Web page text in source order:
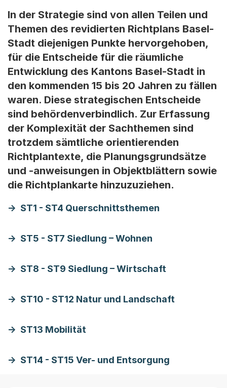
In der Strategie sind von allen Teilen und
Themen des revidierten Richtplans Basel-
Stadt diejenigen Punkte hervorgehoben,
für die Entscheide für die räumliche
Entwicklung des Kantons Basel-Stadt in
den kommenden 15 bis 20 Jahren zu fällen
waren. Diese strategischen Entscheide
sind behördenverbindlich. Zur Erfassung
der Komplexität der Sachthemen sind
trotzdem sämtliche orientierenden
Richtplantexte, die Planungsgrundsätze
und -anweisungen in Objektblättern sowie
die Richtplankarte hinzuzuziehen.
ST1 - ST4 Querschnittsthemen
ST5 - ST7 Siedlung – Wohnen
ST8 - ST9 Siedlung – Wirtschaft
ST10 - ST12 Natur und Landschaft
ST13 Mobilität
ST14 - ST15 Ver- und Entsorgung